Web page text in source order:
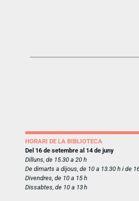
HORARI DE LA BIBLIOTECA
Del 16 de setembre al 14 de juny
Dilluns, de 15.30 a 20 h
De dimarts a dijous, de 10 a 13.30 h i de
Divendres, de 10 a 15 h
Dissabtes, de 10 a 13 h